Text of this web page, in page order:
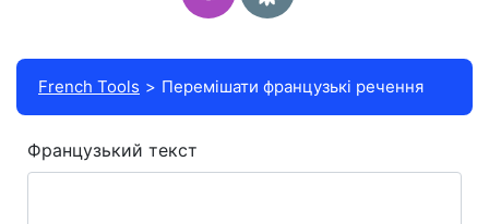
French Tools Перемішати французькі речення
Французький текст